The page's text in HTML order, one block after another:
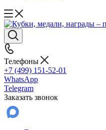
Телефоны
+7 (499) 151-52-01
WhatsApp
Telegram
Заказать звонок